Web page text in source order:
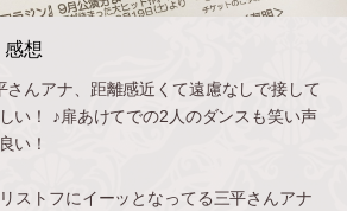
感想
んアナ、距離感近くて遠慮なしで接して
い！ ♪扉あけてでの2人のダンスも笑い声
い！
ストフにイーッとなってる三平さんアナ